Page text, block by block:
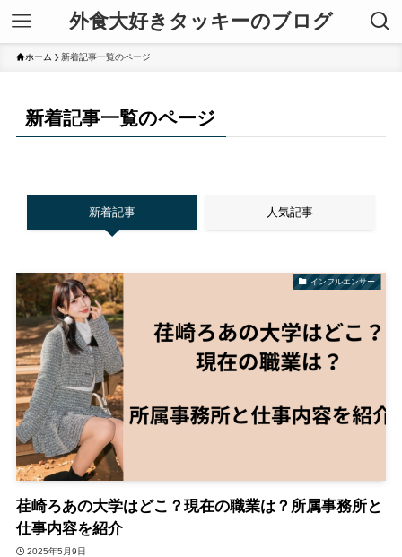
外食大好きタッキーのブログ
ホーム 新着記事一覧のページ
新着記事一覧のページ
新着記事 人気記事
インフルエンサー
荏崎ろあの大学はどこ？現在の職業は？所属事務所と
仕事内容を紹介
2025年5月9日